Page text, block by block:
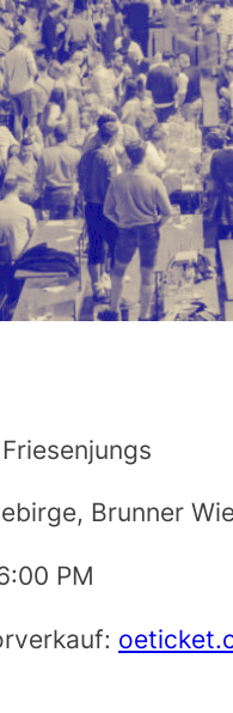
Brunner
PM